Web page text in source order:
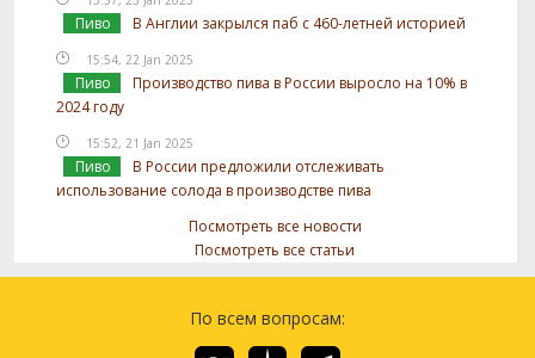
Пиво В Англии закрылся паб с 460-летней историей
15:54, 22 Jan 2025
Пиво
Производство пива в России выросло на 10% в
2024 году
15:52, 21 Jan 2025
Пиво
В России предложили отслеживать
использование солода в производстве пива
Посмотреть все новости
Посмотреть все статьи
По всем вопросам: